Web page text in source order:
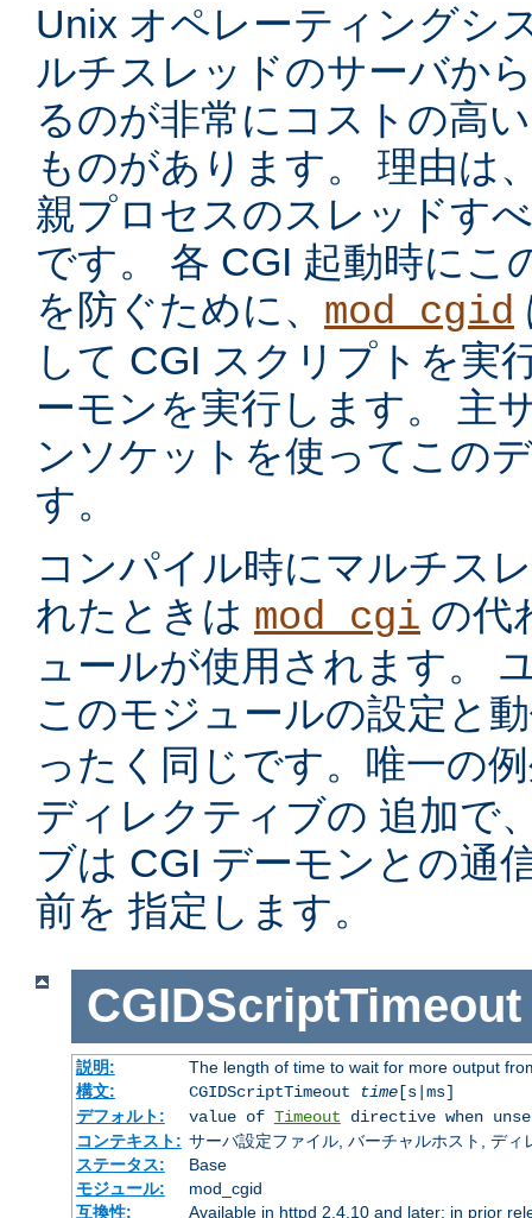
Unix オペレーティングシ
ルチスレッドのサーバか
るのが非常にコストの高
ものがあります。 理由は
親プロセスのスレッドす
です。 各 CGI 起動時にこ
を防ぐために、 mod_cgid
して CGI スクリプトを実
ーモンを実行します。 主
ンソケットを使ってこの
す。
コンパイル時にマルチス
れたときは mod_cgi の代
ュールが使用されます。
このモジュールの設定と
ったく同じです。唯一の
ディレクティブの 追加で
ブは CGI デーモンとの通
前を 指定します。
CGIDScriptTimeout
説明:
The length of time to wait for more output
構文:
CGIDScriptTimeout time[s|ms]
デフォルト:
value of Timeout directive when
コンテキスト: サーバ設定ファイル, バーチャルホスト, ディ
ステータス:
Base
モジュール:
mod_cgid
互換性:
Available in httpd 2.4.10 and later; in prior